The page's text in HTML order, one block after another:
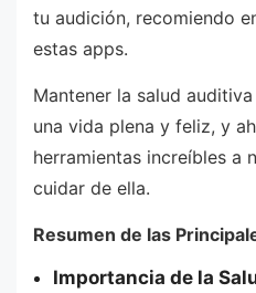
tu audición, recomiendo
estas apps.
Mantener la salud
una vida plena y feliz, y
herramientas increíbles a
cuidar de ella.
Resumen de las
Importancia de la